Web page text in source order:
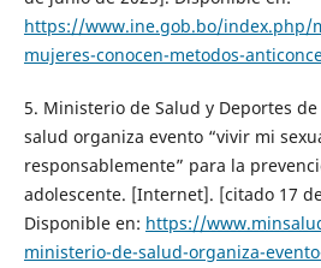
https://www.ine.gob.bo/index.php/
mujeres-conocen-metodos-
5. Ministerio de Salud y Deportes
salud organiza evento “vivir mi
responsablemente” para la
adolescente. [Internet]. [citado 17
Disponible en: https://
ministerio-de-salud-organiza-